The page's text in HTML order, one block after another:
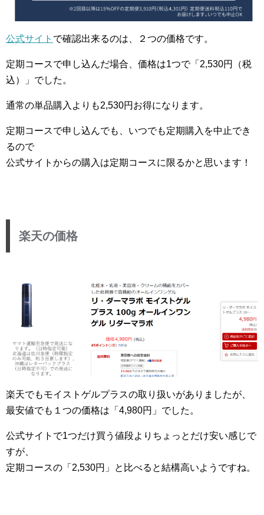
公式サイト で確認出来るのは、２つの価格です。
定期コースで申し込んだ場合、価格は1つで「2,530円（税
込）」でした。
通常の単品購入よりも2,530円お得になります。
定期コースで申し込んでも、いつでも定期購入を中止でき
るので
公式サイトからの購入は定期コースに限るかと思います！
楽天の価格
楽天でもモイストゲルプラスの取り扱いがありましたが、
最安値でも１つの価格は「4,980円」でした。
公式サイトで1つだけ買う値段よりちょっとだけ安い感じで
すが、
定期コースの「2,530円」と比べると結構高いようですね。